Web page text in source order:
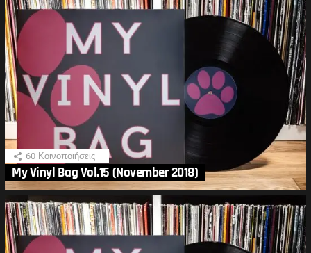
60 Κοινοποιήσεις
My Vinyl Bag Vol.15 (November 2018)